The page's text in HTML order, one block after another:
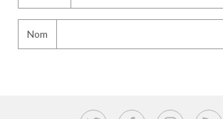
Nom